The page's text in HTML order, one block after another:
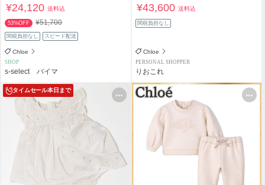
¥24,120送料込
53%OFF ¥51,700
関税負担なし スピード配送
Chloe
SHOP
s-select バイマ
¥43,600送料込
関税負担なし
Chloe
PERSONAL SHOPPER
りおこれ
タイムセール本日まで